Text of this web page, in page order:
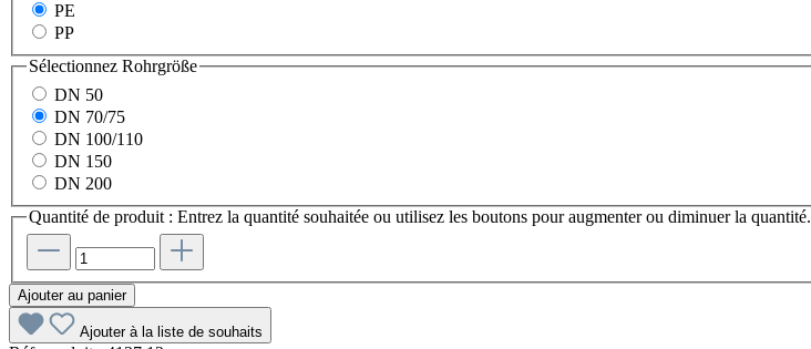
PE
PP
Sélectionnez Rohrgröße
DN 50
DN 70/75
DN 100/110
DN 150
DN 200
Quantité de produit : Entrez la quantité souhaitée ou utilisez les boutons pour augmenter ou diminuer la quantité.
Ajouter au panier
Ajouter à la liste de souhaits